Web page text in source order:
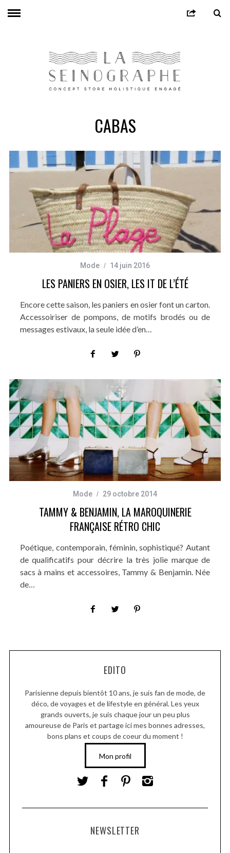
CABAS
Mode 14 juin 2016
LES PANIERS EN OSIER, LES IT DE L’ÉTÉ
Encore cette saison, les paniers en osier font un carton.
Accessoiriser de pompons, de motifs brodés ou de
messages estivaux, la seule idée d’en…
Mode 29 octobre 2014
TAMMY & BENJAMIN, LA MAROQUINERIE
FRANÇAISE RÉTRO CHIC
Poétique, contemporain, féminin, sophistiqué? Autant
de qualificatifs pour décrire la très jolie marque de
sacs à mains et accessoires, Tammy & Benjamin. Née
de…
EDITO
Parisienne depuis bientôt 10 ans, je suis fan de mode, de
déco, de voyages et de lifestyle en général. Les yeux
grands ouverts, je suis chaque jour un peu plus
amoureuse de Paris et partage ici mes bonnes adresses,
bons plans et coups de coeur du moment !
Mon profil
NEWSLETTER